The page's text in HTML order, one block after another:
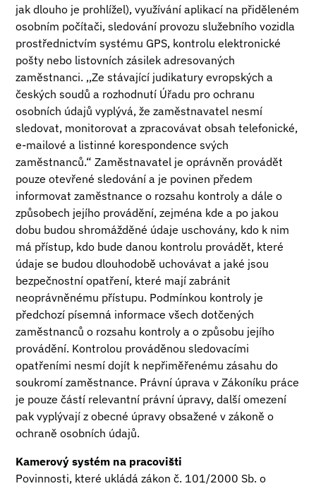
jak dlouho je prohlížel), využívání aplikací na přiděleném
osobním počítači, sledování provozu služebního vozidla
prostřednictvím systému GPS, kontrolu elektronické
pošty nebo listovních zásilek adresovaných
zaměstnanci. ,,Ze stávající judikatury evropských a
českých soudů a rozhodnutí Úřadu pro ochranu
osobních údajů vyplývá, že zaměstnavatel nesmí
sledovat, monitorovat a zpracovávat obsah telefonické,
e-mailové a listinné korespondence svých
zaměstnanců.“ Zaměstnavatel je oprávněn provádět
pouze otevřené sledování a je povinen předem
informovat zaměstnance o rozsahu kontroly a dále o
způsobech jejího provádění, zejména kde a po jakou
dobu budou shromážděné údaje uschovány, kdo k nim
má přístup, kdo bude danou kontrolu provádět, které
údaje se budou dlouhodobě uchovávat a jaké jsou
bezpečnostní opatření, které mají zabránit
neoprávněnému přístupu. Podmínkou kontroly je
předchozí písemná informace všech dotčených
zaměstnanců o rozsahu kontroly a o způsobu jejího
provádění. Kontrolou prováděnou sledovacími
opatřeními nesmí dojít k nepřiměřenému zásahu do
soukromí zaměstnance. Právní úprava v Zákoníku práce
je pouze částí relevantní právní úpravy, další omezení
pak vyplývají z obecné úpravy obsažené v zákoně o
ochraně osobních údajů.
Kamerový systém na pracovišti
Povinnosti, které ukládá zákon č. 101/2000 Sb. o